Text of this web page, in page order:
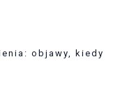
objawy, kiedy